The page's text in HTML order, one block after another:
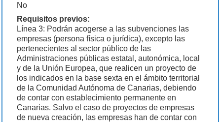
No
Requisitos previos:
Línea 3: Podrán acogerse a las subvenciones las
empresas (persona física o jurídica), excepto las
pertenecientes al sector público de las
Administraciones públicas estatal, autonómica, local
y de la Unión Europea, que realicen un proyecto de
los indicados en la base sexta en el ámbito territorial
de la Comunidad Autónoma de Canarias, debiendo
de contar con establecimiento permanente en
Canarias. Salvo el caso de proyectos de empresas
de nueva creación, las empresas han de contar con